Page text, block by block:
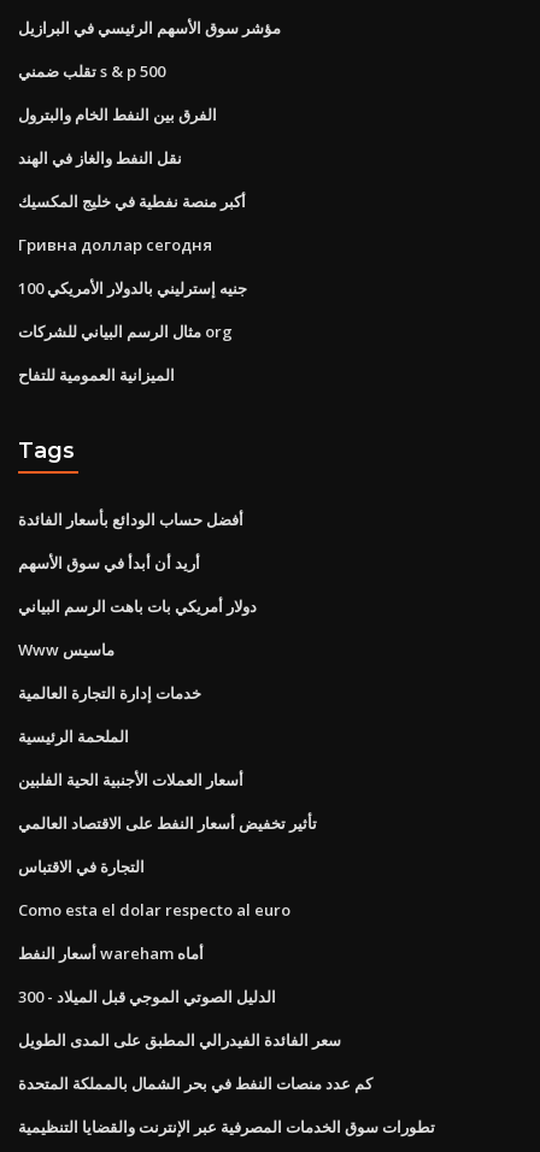
مؤشر سوق الأسهم الرئيسي في البرازيل
تقلب ضمني s & p 500
الفرق بين النفط الخام والبترول
نقل النفط والغاز في الهند
أكبر منصة نفطية في خليج المكسيك
Гривна доллар сегодня
100 جنيه إسترليني بالدولار الأمريكي
مثال الرسم البياني للشركات org
الميزانية العمومية للتفاح
Tags
أفضل حساب الودائع بأسعار الفائدة
أريد أن أبدأ في سوق الأسهم
دولار أمريكي بات باهت الرسم البياني
Www ماسيس
خدمات إدارة التجارة العالمية
الملحمة الرئيسية
أسعار العملات الأجنبية الحية الفلبين
تأثير تخفيض أسعار النفط على الاقتصاد العالمي
التجارة في الاقتباس
Como esta el dolar respecto al euro
أسعار النفط wareham أماه
الدليل الصوتي الموجي قبل الميلاد - 300
سعر الفائدة الفيدرالي المطبق على المدى الطويل
كم عدد منصات النفط في بحر الشمال بالمملكة المتحدة
تطورات سوق الخدمات المصرفية عبر الإنترنت والقضايا التنظيمية